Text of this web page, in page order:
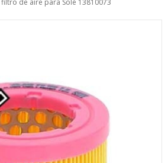
de aire para Solé 13810073